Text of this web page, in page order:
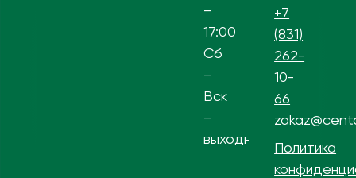
–
17:00
Сб
–
Вск
–
выходной
+7
(831)
262-
10-
66
Политика